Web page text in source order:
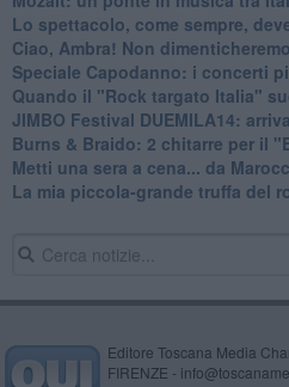
Lo spettacolo, come sempre,
Ciao, Ambra! Non
Speciale Capodanno: i concerti
Quando il "Rock targato Italia"
JIMBO Festival DUEMILA14:
Burns & Braido: 2 chitarre per il
Metti una sera a cena... da
La mia piccola-grande truffa del
Editore Toscana Media
FIRENZE -